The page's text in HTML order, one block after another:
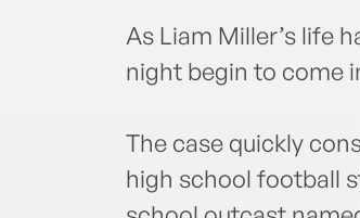
As Liam Miller’s life
night begin to come
The case quickly
high school football